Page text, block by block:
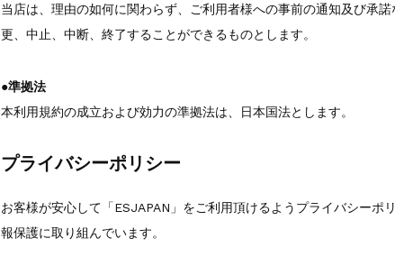
当店は、理由の如何に関わらず、ご利用者様への事前の通知及び承
更、中止、中断、終了することができるものとします。
●準拠法
本利用規約の成立および効力の準拠法は、日本国法とします。
プライバシーポリシー
お客様が安心して「ESJAPAN」をご利用頂けるようプライバシー
報保護に取り組んでいます。